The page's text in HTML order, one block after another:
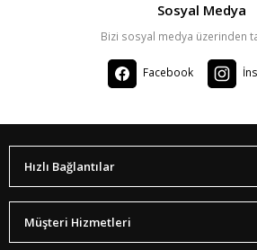
Sosyal Medya
Bizi sosyal medya üzerinden
Facebook
Hızlı Bağlantılar
Müşteri Hizmetleri